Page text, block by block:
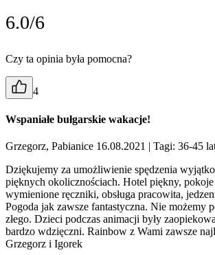
6.0/6
Czy ta opinia była pomocna?
4
Wspaniałe bułgarskie wakacje!
Grzegorz, Pabianice 16.08.2021 | Tagi: 36-45
Dziękujemy za umożliwienie spędzenia
pięknych okolicznościach. Hotel piękny, pokoje
wymienione ręczniki, obsługa pracowita,
Pogoda jak zawsze fantastyczna. Nie możemy
złego. Dzieci podczas animacji były
bardzo wdzięczni. Rainbow z Wami zawsze
Grzegorz i Igorek